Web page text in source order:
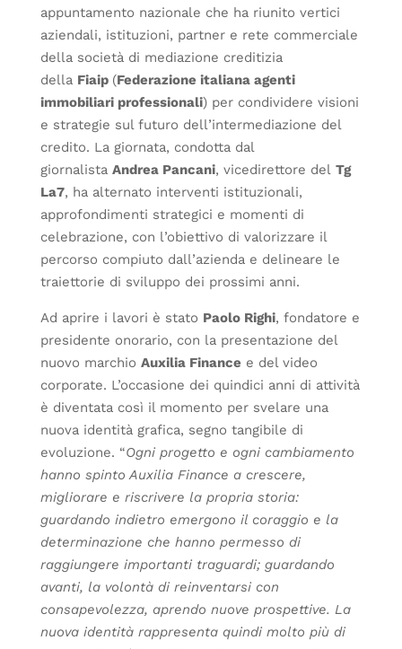
appuntamento nazionale che ha riunito vertici
aziendali, istituzioni, partner e rete commerciale
della società di mediazione creditizia
della Fiaip (Federazione italiana agenti
immobiliari professionali) per condividere visioni
e strategie sul futuro dell’intermediazione del
credito. La giornata, condotta dal
giornalista Andrea Pancani, vicedirettore del Tg
La7, ha alternato interventi istituzionali,
approfondimenti strategici e momenti di
celebrazione, con l’obiettivo di valorizzare il
percorso compiuto dall’azienda e delineare le
traiettorie di sviluppo dei prossimi anni.
Ad aprire i lavori è stato Paolo Righi, fondatore e
presidente onorario, con la presentazione del
nuovo marchio Auxilia Finance e del video
corporate. L’occasione dei quindici anni di attività
è diventata così il momento per svelare una
nuova identità grafica, segno tangibile di
evoluzione. “Ogni progetto e ogni cambiamento
hanno spinto Auxilia Finance a crescere,
migliorare e riscrivere la propria storia:
guardando indietro emergono il coraggio e la
determinazione che hanno permesso di
raggiungere importanti traguardi; guardando
avanti, la volontà di reinventarsi con
consapevolezza, aprendo nuove prospettive. La
nuova identità rappresenta quindi molto più di